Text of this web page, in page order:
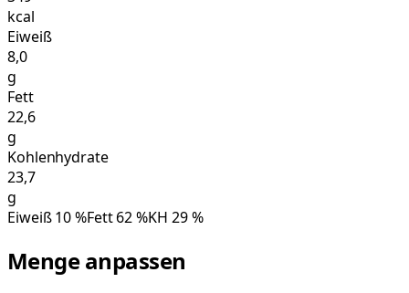
kcal
Eiweiß
8,0
g
Fett
22,6
g
Kohlenhydrate
23,7
g
Eiweiß10%Fett62%KH 29%
Menge anpassen